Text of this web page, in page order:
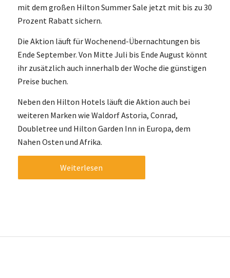
mit dem großen Hilton Summer Sale jetzt mit bis zu 30
Prozent Rabatt sichern.
Die Aktion läuft für Wochenend-Übernachtungen bis
Ende September. Von Mitte Juli bis Ende August könnt
ihr zusätzlich auch innerhalb der Woche die günstigen
Preise buchen.
Neben den Hilton Hotels läuft die Aktion auch bei
weiteren Marken wie Waldorf Astoria, Conrad,
Doubletree und Hilton Garden Inn in Europa, dem
Nahen Osten und Afrika.
Weiterlesen